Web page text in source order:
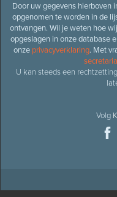
Door uw gegevens hierboven
opgenomen te worden in de
ontvangen. Wil je weten hoe
opgeslagen in onze database
onze privacyverklaring. Met
U kan steeds een
Volg